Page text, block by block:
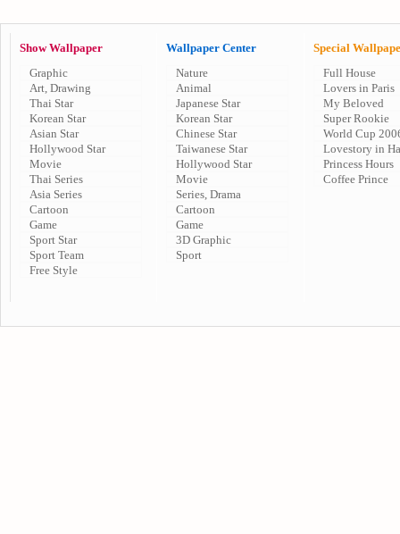
Show Wallpaper
Graphic
Art, Drawing
Thai Star
Korean Star
Asian Star
Hollywood Star
Movie
Thai Series
Asia Series
Cartoon
Game
Sport Star
Sport Team
Free Style
Wallpaper Center
Nature
Animal
Japanese Star
Korean Star
Chinese Star
Taiwanese Star
Hollywood Star
Movie
Series, Drama
Cartoon
Game
3D Graphic
Sport
Special
Full House
Lovers in Paris
My Beloved
Super Rookie
World Cup
Lovestory in
Princess Hours
Coffee Prince